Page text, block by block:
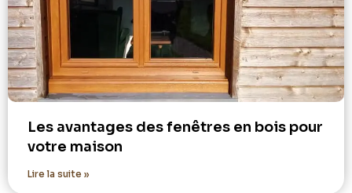
Les avantages des fenêtres en bois pour
votre maison
Lire la suite »